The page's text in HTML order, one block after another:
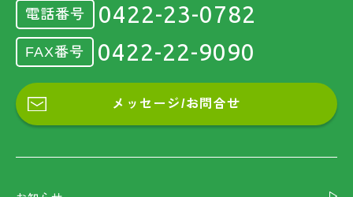
電話番号 0422-23-0782
FAX番号 0422-22-9090
メッセージ/お問合せ